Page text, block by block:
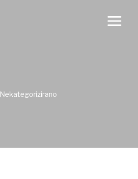
Nekategorizirano